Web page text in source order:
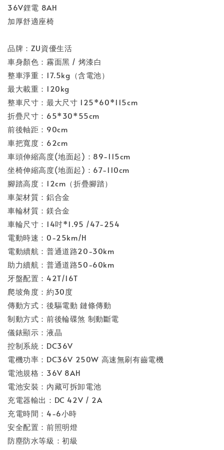
36V鋰電 8AH
加厚舒適座椅
品牌：ZU資優生活
車身顏色：霧面黑 / 烤漆白
整車淨重：17.5kg（含電池）
最大載重：120kg
整車尺寸：最大尺寸 125*60*115cm
折疊尺寸：65*30*55cm
前後軸距：90cm
車把寬度：62cm
車頭伸縮高度(地面起)：89-115cm
坐椅伸縮高度(地面起)：67-110cm
腳踏高度：12cm（折疊腳踏）
車架材質：鋁合金
車輪材質：鎂合金
車輪尺寸：14吋*1.95 /47-254
電動時速：0-25km/H
電動續航：普通道路20-30km
助力續航：普通道路50-60km
牙盤配置：42T/16T
爬坡角度：約30度
傳動方式：後驅電動 鏈條傳動
制動方式：前後輪碟煞 制動斷電
儀錶顯示：液晶
控制系統：DC36V
電機功率：DC36V 250W 高速無刷有齒電機
電池規格：36V 8AH
電池安裝：內藏可拆卸電池
充電器輸出：DC 42V / 2A
充電時間：4-6小時
安全配置：前照明燈
防塵防水等級：初級